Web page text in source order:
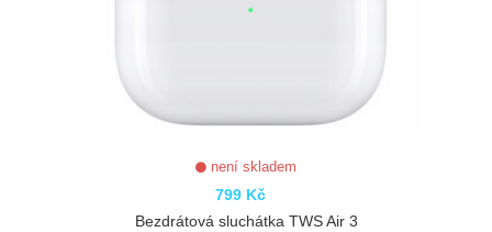
není skladem
799 Kč
Bezdrátová sluchátka TWS Air 3